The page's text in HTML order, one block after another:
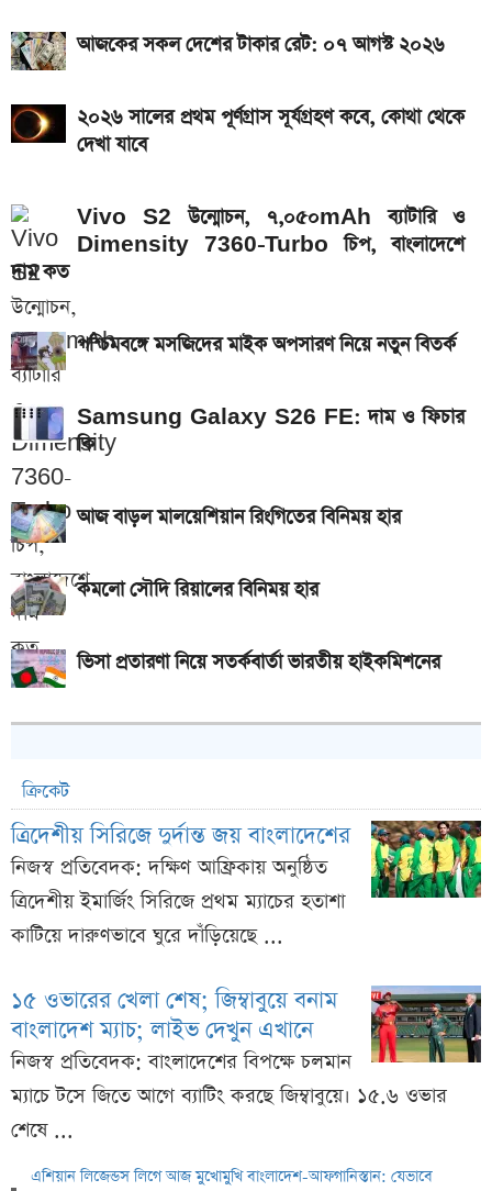
একটু পর শুরু, Milan Vs Inter ম্যাচ; লাইভ দেখুন এখানে
একটু পর শুরু, চেলসি ও জুভেন্টাস ম্যাচ; লাইভ দেখুন এখানে
নতুন পে-স্কেল কার্যকর হলে যেভাবে বকেয়া বেতন পাবেন
সরকারি চাকরিজীবীরা
আজ ৪ ঘণ্টা বিদ্যুৎ থাকবে না যেসব এলাকায়, আগেই জেনে নিন
আজকের সকল দেশের টাকার রেট: ০৭ আগস্ট ২০২৬
২০২৬ সালের প্রথম পূর্ণগ্রাস সূর্যগ্রহণ কবে, কোথা থেকে
দেখা যাবে
Vivo S2 উন্মোচন, ৭,০৫০mAh ব্যাটারি ও
Dimensity 7360-Turbo চিপ, বাংলাদেশে
দাম কত
পশ্চিমবঙ্গে মসজিদের মাইক অপসারণ নিয়ে নতুন বিতর্ক
Samsung Galaxy S26 FE: দাম ও ফিচার
কি
আজ বাড়ল মালয়েশিয়ান রিংগিতের বিনিময় হার
কমলো সৌদি রিয়ালের বিনিময় হার
ভিসা প্রতারণা নিয়ে সতর্কবার্তা ভারতীয় হাইকমিশনের
ক্রিকেট
ত্রিদেশীয় সিরিজে দুর্দান্ত জয় বাংলাদেশের
নিজস্ব প্রতিবেদক: দক্ষিণ আফ্রিকায় অনুষ্ঠিত
ত্রিদেশীয় ইমার্জিং সিরিজে প্রথম ম্যাচের হতাশা
কাটিয়ে দারুণভাবে ঘুরে দাঁড়িয়েছে ...
১৫ ওভারের খেলা শেষ; জিম্বাবুয়ে বনাম
বাংলাদেশ ম্যাচ; লাইভ দেখুন এখানে
নিজস্ব প্রতিবেদক: বাংলাদেশের বিপক্ষে চলমান
ম্যাচে টসে জিতে আগে ব্যাটিং করছে জিম্বাবুয়ে। ১৫.৬ ওভার
শেষে ...
এশিয়ান লিজেন্ডস লিগে আজ মুখোমুখি বাংলাদেশ-আফগানিস্তান: যেভাবে